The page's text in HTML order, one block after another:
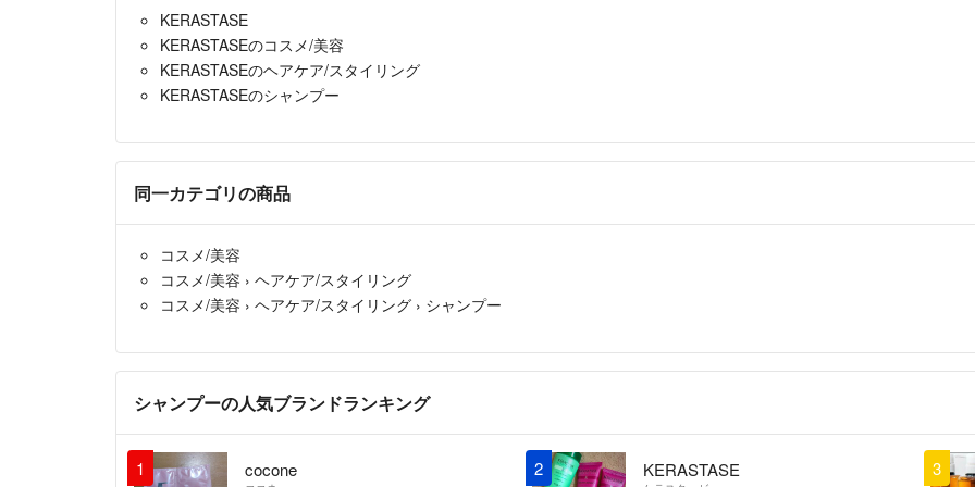
KERASTASE
KERASTASEのコスメ/美容
KERASTASEのヘアケア/スタイリング
KERASTASEのシャンプー
同一カテゴリの商品
コスメ/美容
コスメ/美容 › ヘアケア/スタイリング
コスメ/美容 › ヘアケア/スタイリング › シャンプー
シャンプーの人気ブランドランキング
1 cocone 2 KERASTASE 3